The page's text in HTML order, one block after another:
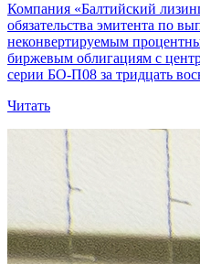
Компания «Балтийский
обязательства эмитента по
неконвертируемым
биржевым облигациям с
серии БО-П08 за тридцать
Читать